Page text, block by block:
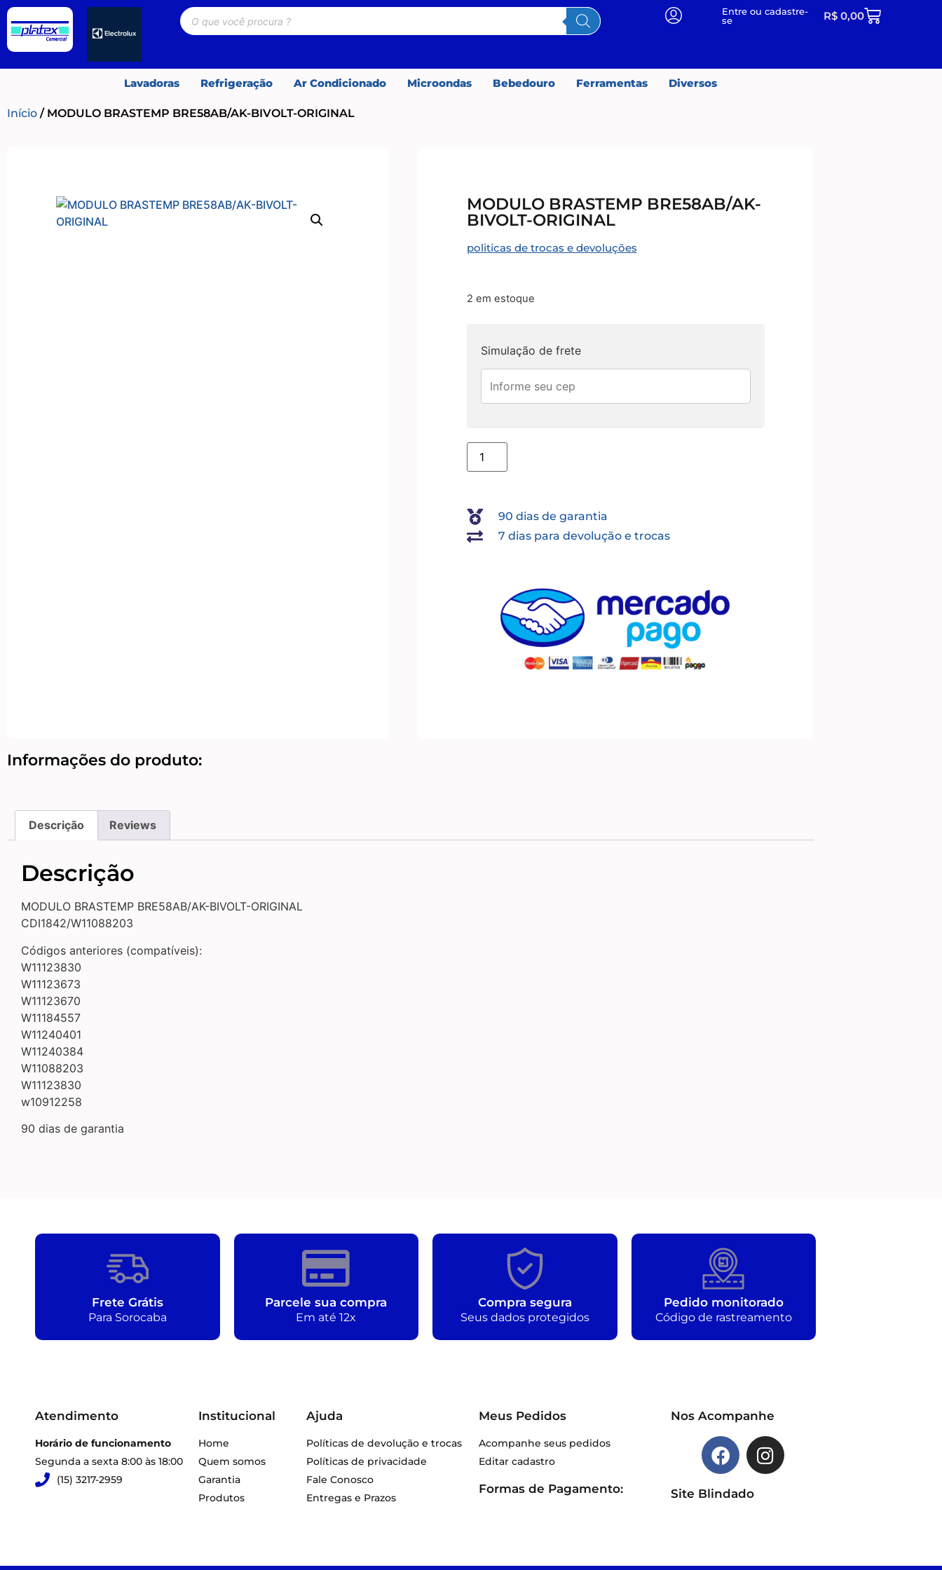
Entre ou cadastre-
se
R$0,00
Lavadoras Refrigeração Ar Condicionado Microondas Bebedouro Ferramentas Diversos
Início / MODULO BRASTEMP BRE58AB/AK-BIVOLT-ORIGINAL
MODULO BRASTEMP BRE58AB/AK-
BIVOLT-ORIGINAL
politicas de trocas e devoluções
2 em estoque
Simulação de frete
90 dias de garantia
7 dias para devolução e trocas
Informações do produto:
Descrição Reviews
Descrição
MODULO BRASTEMP BRE58AB/AK-BIVOLT-ORIGINAL
CDI1842/W11088203
Códigos anteriores (compatíveis):
W11123830
W11123673
W11123670
W11184557
W11240401
W11240384
W11088203
W11123830
w10912258
90 dias de garantia
Frete Grátis
Para Sorocaba
Parcele sua compra
Em até 12x
Compra segura
Seus dados protegidos
Pedido monitorado
Código de rastreamento
Atendimento
Horário de funcionamento
Segunda a sexta 8:00 às 18:00
(15) 3217-2959
Institucional
Home
Quem somos
Garantia
Produtos
Ajuda
Políticas de devolução e trocas
Políticas de privacidade
Fale Conosco
Entregas e Prazos
Meus Pedidos
Acompanhe seus pedidos
Editar cadastro
Formas de Pagamento:
Nos Acompanhe
Site Blindado